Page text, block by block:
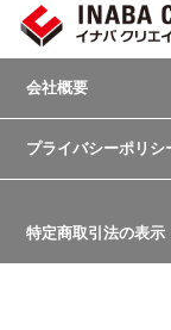
会社概要
プライバシーポリシ
特定商取引法の表示